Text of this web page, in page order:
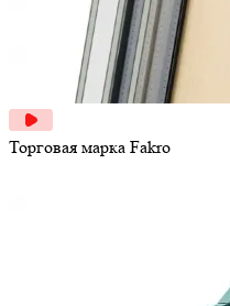
Торговая марка Fakro